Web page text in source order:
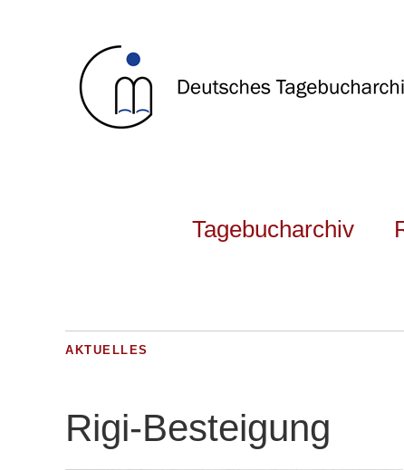
Tagebucharchiv
AKTUELLES
Rigi-Besteigung